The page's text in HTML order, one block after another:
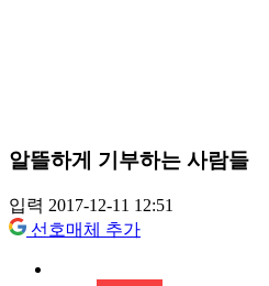
알뜰하게 기부하는 사람들
입력 2017-12-11 12:51
선호매체 추가